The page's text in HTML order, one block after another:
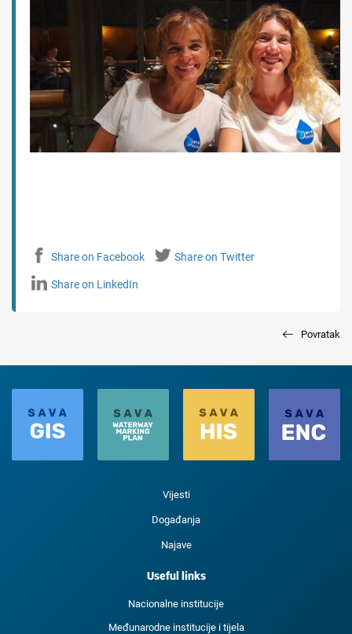
Share on Facebook Share on Twitter
Share on LinkedIn
Povratak
Vijesti
Događanja
Najave
Useful links
Nacionalne institucije
Međunarodne institucije i tijela